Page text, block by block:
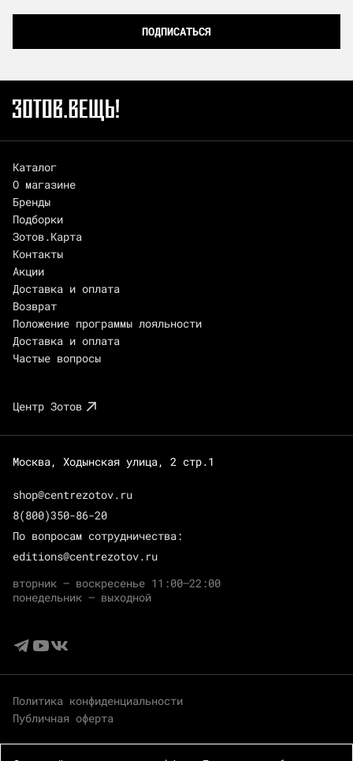
ПОДПИСАТЬСЯ
Каталог
О магазине
Бренды
Подборки
Зотов.Карта
Контакты
Акции
Доставка и оплата
Возврат
Положение программы лояльности
Доставка и оплата
Частые вопросы
Центр Зотов
Москва, Ходынская улица, 2 стр.1
shop@centrezotov.ru
8(800)350-86-20
По вопросам сотрудничества:
editions@centrezotov.ru
вторник — воскресенье 11:00–22:00
понедельник — выходной
Политика конфиденциальности
Публичная оферта